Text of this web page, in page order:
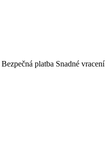
Bezpečná platba Snadné vracení